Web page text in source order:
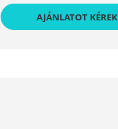
AJÁNLATOT KÉREK